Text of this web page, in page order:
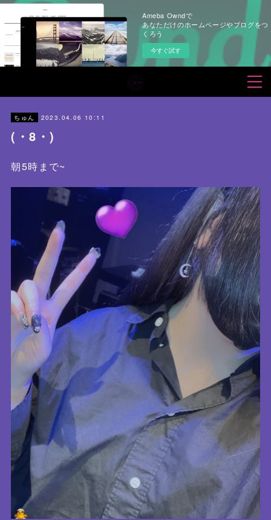
Ameba Owndで
あなただけのホームページやブログをつ
くろう
今すぐ試す
ちゅん 2023.04.06 10:11
(・8・)
朝5時まで~